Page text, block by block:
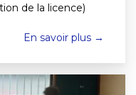
de la licence)
En savoir plus →